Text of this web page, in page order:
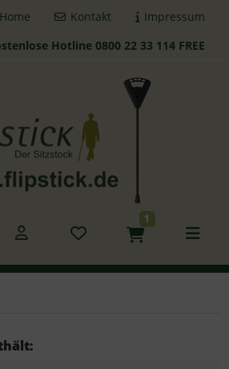
Impressum
Kontakt
Home
Hotline 0800 22 33 114 FREE
1